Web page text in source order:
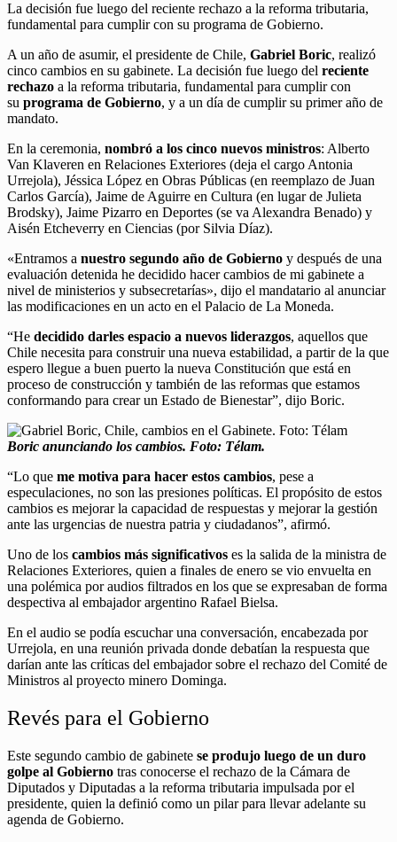
La decisión fue luego del reciente rechazo a la reforma tributaria,
fundamental para cumplir con su programa de Gobierno.
A un año de asumir, el presidente de Chile, Gabriel Boric, realizó
cinco cambios en su gabinete. La decisión fue luego del reciente
rechazo a la reforma tributaria, fundamental para cumplir con
su programa de Gobierno, y a un día de cumplir su primer año de
mandato.
En la ceremonia, nombró a los cinco nuevos ministros: Alberto
Van Klaveren en Relaciones Exteriores (deja el cargo Antonia
Urrejola), Jéssica López en Obras Públicas (en reemplazo de Juan
Carlos García), Jaime de Aguirre en Cultura (en lugar de Julieta
Brodsky), Jaime Pizarro en Deportes (se va Alexandra Benado) y
Aisén Etcheverry en Ciencias (por Silvia Díaz).
«Entramos a nuestro segundo año de Gobierno y después de una
evaluación detenida he decidido hacer cambios de mi gabinete a
nivel de ministerios y subsecretarías», dijo el mandatario al anunciar
las modificaciones en un acto en el Palacio de La Moneda.
“He decidido darles espacio a nuevos liderazgos, aquellos que
Chile necesita para construir una nueva estabilidad, a partir de la que
espero llegue a buen puerto la nueva Constitución que está en
proceso de construcción y también de las reformas que estamos
conformando para crear un Estado de Bienestar”, dijo Boric.
Boric anunciando los cambios. Foto: Télam.
“Lo que me motiva para hacer estos cambios, pese a
especulaciones, no son las presiones políticas. El propósito de estos
cambios es mejorar la capacidad de respuestas y mejorar la gestión
ante las urgencias de nuestra patria y ciudadanos”, afirmó.
Uno de los cambios más significativos es la salida de la ministra de
Relaciones Exteriores, quien a finales de enero se vio envuelta en
una polémica por audios filtrados en los que se expresaban de forma
despectiva al embajador argentino Rafael Bielsa.
En el audio se podía escuchar una conversación, encabezada por
Urrejola, en una reunión privada donde debatían la respuesta que
darían ante las críticas del embajador sobre el rechazo del Comité de
Ministros al proyecto minero Dominga.
Revés para el Gobierno
Este segundo cambio de gabinete se produjo luego de un duro
golpe al Gobierno tras conocerse el rechazo de la Cámara de
Diputados y Diputadas a la reforma tributaria impulsada por el
presidente, quien la definió como un pilar para llevar adelante su
agenda de Gobierno.